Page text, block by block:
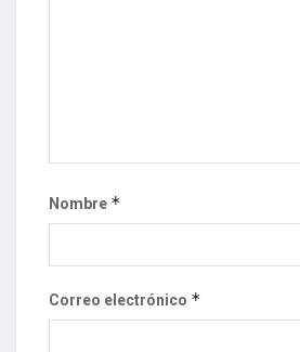
Nombre *
Correo electrónico *